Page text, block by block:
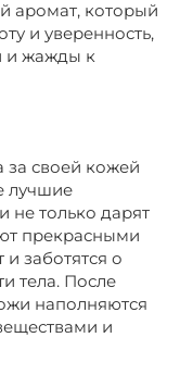
аромат, который
и уверенность,
и жажды к
за своей кожей
лучшие
только дарят
прекрасными
заботятся о
тела. После
наполняются
и